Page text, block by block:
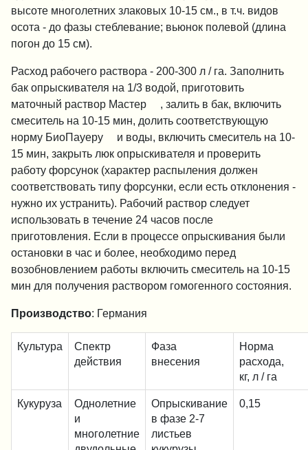
высоте многолетних злаковых 10-15 см., в т.ч. видов
осота - до фазы стеблевание; вьюнок полевой (длина
погон до 15 см).
Расход рабочего раствора - 200-300 л / га. Заполнить
бак опрыскивателя на 1/3 водой, приготовить
маточный раствор Мастер
, залить в бак, включить
смеситель на 10-15 мин, долить соответствующую
норму БиоПауеру
и воды, включить смеситель на 10-
15 мин, закрыть люк опрыскивателя и проверить
работу форсунок (характер распыления должен
соответствовать типу форсунки, если есть отклонения -
нужно их устранить). Рабочий раствор следует
использовать в течение 24 часов после
приготовления. Если в процессе опрыскивания были
остановки в час и более, необходимо перед
возобновлением работы включить смеситель на 10-15
мин для получения раствором гомогенного состояния.
Производство: Германия
Культура
Спектр
действия
Фаза
внесения
Норма
расхода,
кг, л / га
Кукуруза
Однолетние
и
многолетние
Опрыскивание
в фазе 2-7
листьев
0,15